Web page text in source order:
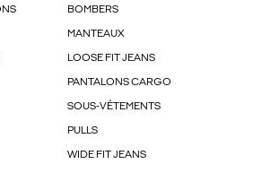
BOMBERS
MANTEAUX
LOOSE FIT JEANS
PANTALONS CARGO
SOUS-VÊTEMENTS
PULLS
WIDE FIT JEANS